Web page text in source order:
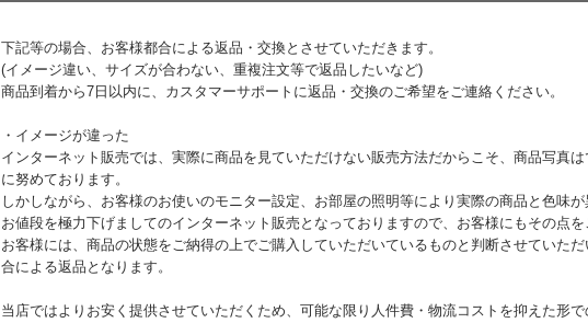
下記等の場合、お客様都合による返品・交換とさせていただきます。
(イメージ違い、サイズが合わない、重複注文等で返品したいなど)
商品到着から7日以内に、カスタマーサポートに返品・交換のご希望をご連絡ください。
・イメージが違った
インターネット販売では、実際に商品を見ていただけない販売方法だからこそ、商品写真
に努めております。
しかしながら、お客様のお使いのモニター設定、お部屋の照明等により実際の商品と色味
お値段を極力下げましてのインターネット販売となっておりますので、お客様にもその点を
お客様には、商品の状態をご納得の上でご購入していただいているものと判断させていた
合による返品となります。
当店ではよりお安く提供させていただくため、可能な限り人件費・物流コストを抑えた形で